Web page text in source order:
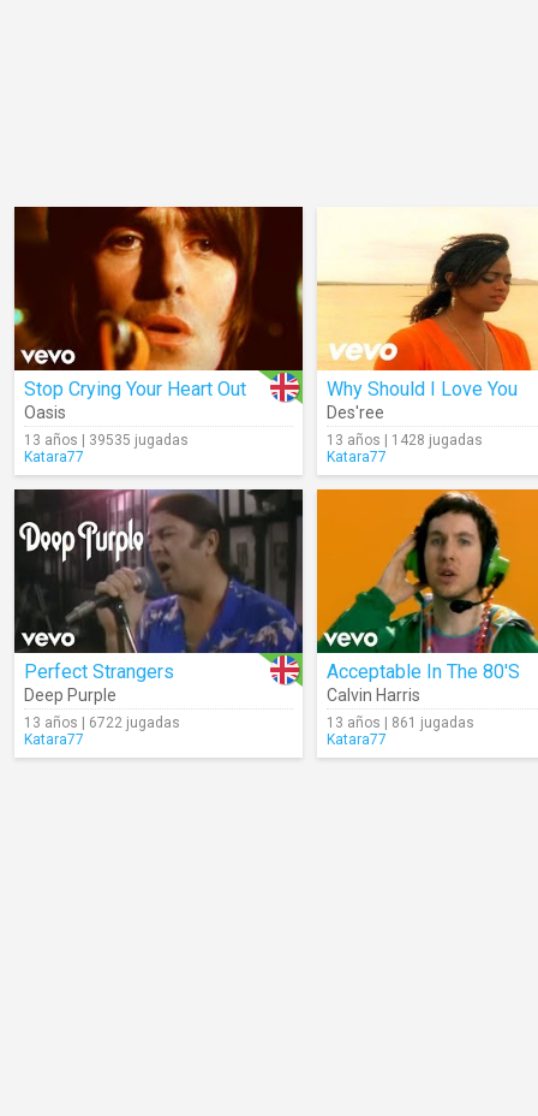
Stop Crying Your Heart Out
Oasis
13 años | 39535 jugadas
Katara77
Why Should I Love You
Des'ree
13 años | 1428 jugadas
Katara77
Perfect Strangers
Deep Purple
13 años | 6722 jugadas
Katara77
Acceptable In The 80'S
Calvin Harris
13 años | 861 jugadas
Katara77